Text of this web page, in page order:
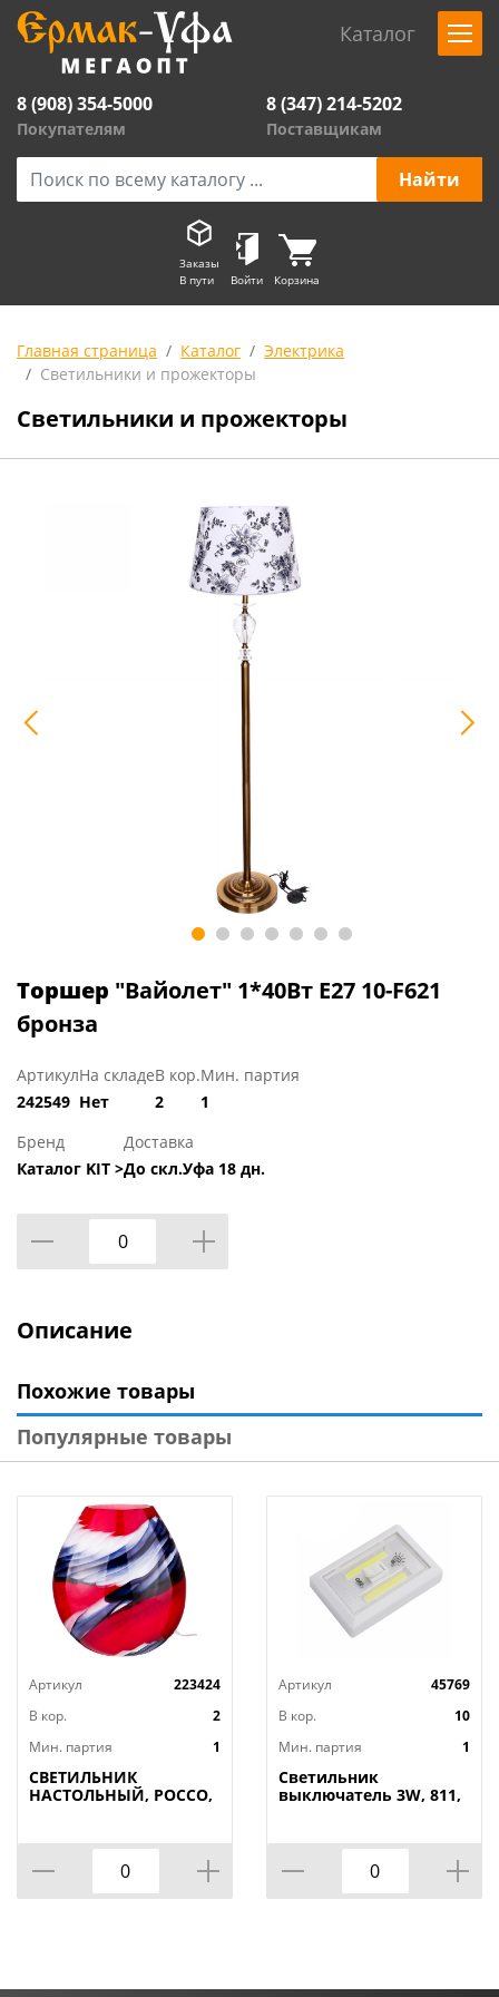
Каталог
8 (908) 354-5000
Покупателям
8 (347) 214-5202
Поставщикам
Заказы
В пути
Войти Корзина
Главная страница Каталог
Электрика
Светильники и прожекторы
Светильники и прожекторы
Торшер "Вайолет" 1*40Вт Е27 10-F621
бронза
Артикул
242549
На складе
Нет
В кор.
2
Мин. партия
1
Бренд
Каталог KIT >
Доставка
До скл.Уфа 18 дн.
Описание
Похожие товары
Популярные товары
Артикул
223424
В кор.
2
Мин. партия
1
СВЕТИЛЬНИК
НАСТОЛЬНЫЙ, РОССО,
Артикул
45769
В кор.
10
Мин. партия
1
Светильник
выключатель 3W, 811,
магнитах, 1/240